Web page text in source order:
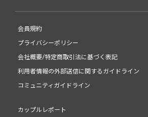
会員規約
プライバシーポリシー
会社概要/特定商取引法に基づく表記
利用者情報の外部送信に関するガイドライン
コミュニティガイドライン
カップルレポート